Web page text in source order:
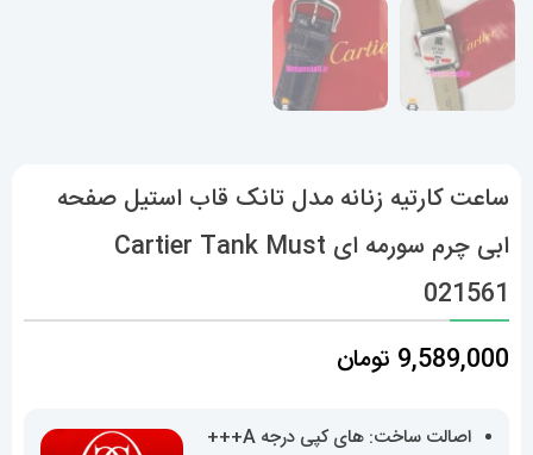
ساعت کارتیه زنانه مدل تانک قاب استیل صفحه
ابی چرم سورمه ای Cartier Tank Must
021561
9,589,000 تومان
اصالت ساخت: های کپی درجه A+++